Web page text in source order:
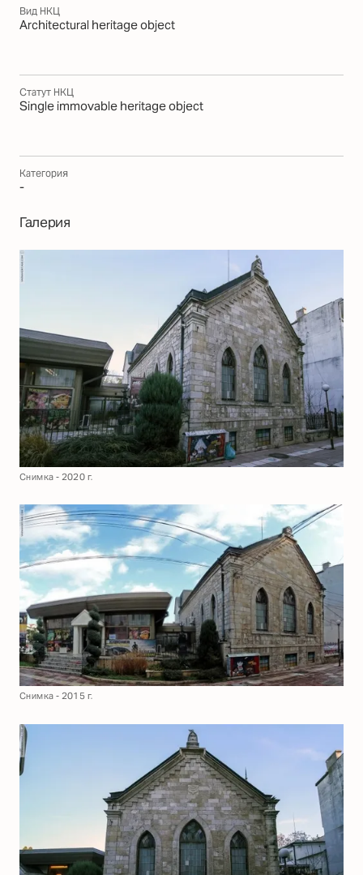
Вид НКЦ
Architectural heritage object
Статут НКЦ
Single immovable heritage object
Категория
-
Галерия
Снимка - 2020 г.
Снимка - 2015 г.